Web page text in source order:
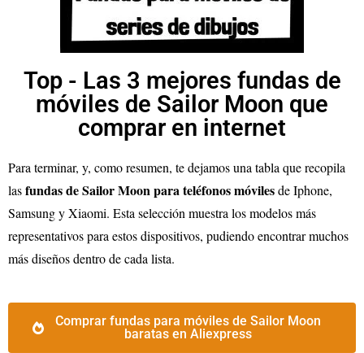
Top - Las 3 mejores fundas de
móviles de Sailor Moon que
comprar en internet
Para terminar, y, como resumen, te dejamos una tabla que recopila
lasfundas de Sailor Moon para teléfonos móvilesde Iphone,
Samsung y Xiaomi. Esta selección muestra los modelos más
representativos para estos dispositivos, pudiendo encontrar muchos
más diseños dentro de cada lista.
Comprar fundas para móviles de Sailor Moon
baratas en Aliexpress